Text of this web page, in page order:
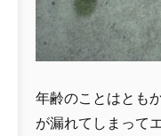
年齢のことはとも
が漏れてしまって